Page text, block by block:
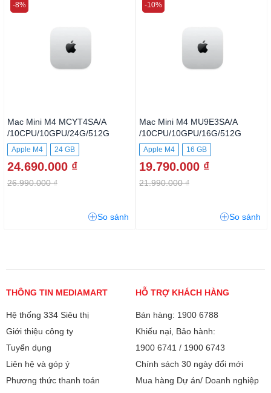
Mac Mini M4 MCYT4SA/A
/10CPU/10GPU/24G/512G
Apple M4
24 GB
512GB SSD
24.690.000 ₫
26.990.000 ₫
-8%
So sánh
Mac Mini M4 MU9E3SA/A
/10CPU/10GPU/16G/512G
Apple M4
16 GB
512GB SSD
19.790.000 ₫
21.990.000 ₫
-10%
So sánh
THÔNG TIN MEDIAMART
Hệ thống 334 Siêu thị
Giới thiệu công ty
Tuyển dụng
Liên hệ và góp ý
Phương thức thanh toán
HỖ TRỢ KHÁCH HÀNG
Bán hàng: 1900 6788
Khiếu nại, Bảo hành:
1900 6741 / 1900 6743
Chính sách 30 ngày đổi mới
Mua hàng Dự án/ Doanh nghiệp